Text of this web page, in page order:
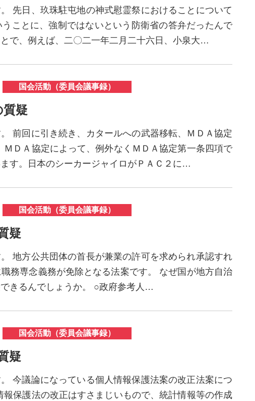
先日、玖珠駐屯地の神式慰霊祭におけることについて
ことに、強制ではないという防衛省の答弁だったんで
で、例えば、二〇二一年二月二十六日、小泉大…
国会活動（委員会議事録）
質疑
前回に引き続き、カタールへの武器移転、ＭＤＡ協定
ＤＡ協定によって、例外なくＭＤＡ協定第一条四項で
す。日本のシーカージャイロがＰＡＣ２に…
国会活動（委員会議事録）
疑
地方公共団体の首長が兼業の許可を求められ承認すれ
務専念義務が免除となる法案です。 なぜ国が地方自治
きるんでしょうか。 ○政府参考人…
国会活動（委員会議事録）
疑
今議論になっている個人情報保護法案の改正法案につ
保護法の改正はすさまじいもので、統計情報等の作成